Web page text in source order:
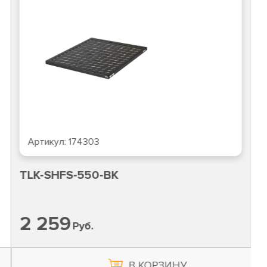
Артикул: 174303
TLK-SHFS-550-BK
2 259Руб.